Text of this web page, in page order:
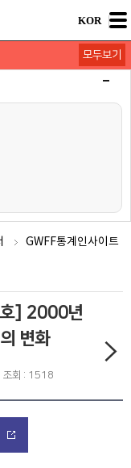
KOR
모두보기
GWFF통계인사이트
] 2000년
변화
조회 : 1518